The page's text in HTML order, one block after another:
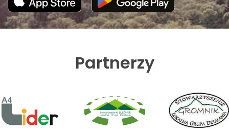
Partnerzy